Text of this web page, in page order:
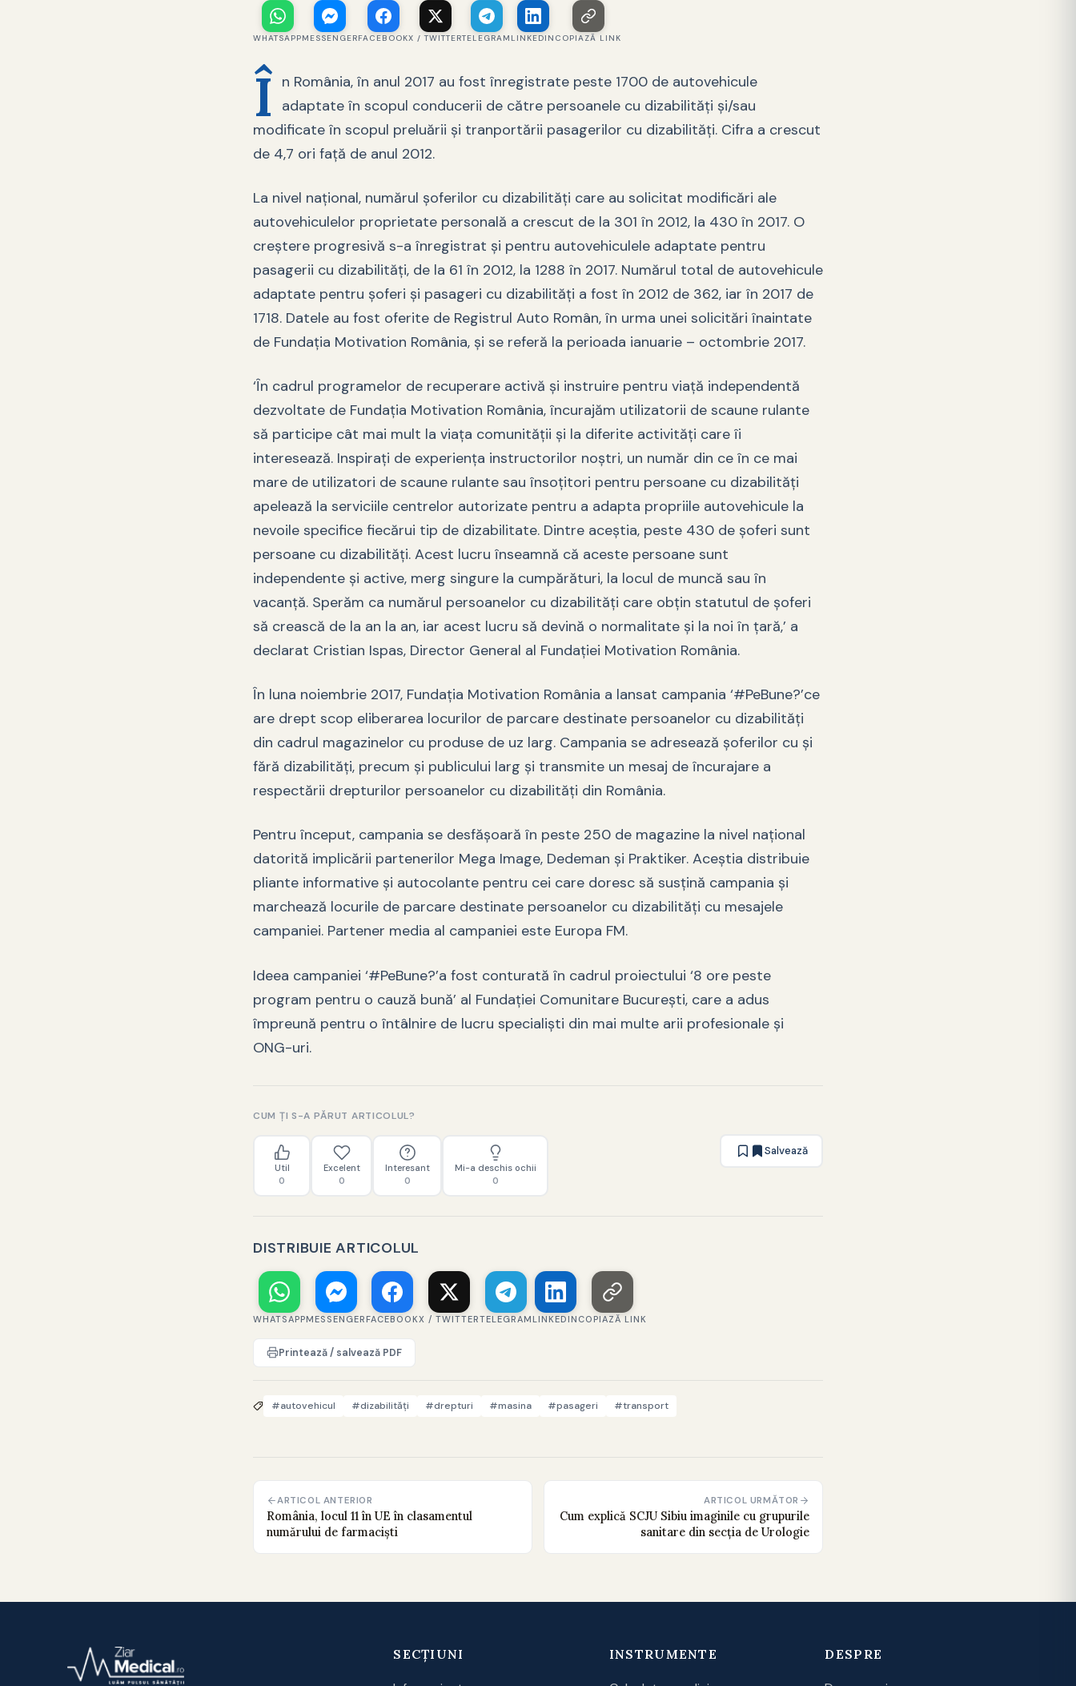
WHATSAPPMESSENGERFACEBOOKX / TWITTERTELEGRAM LINKEDIN COPIAZĂ LINK
Î n România, în anul 2017 au fost înregistrate peste 1700 de autovehicule
adaptate în scopul conducerii de către persoanele cu dizabilităţi şi/sau
modificate în scopul preluării şi tranportării pasagerilor cu dizabilităţi. Cifra a crescut
de 4,7 ori faţă de anul 2012.
La nivel naţional, numărul şoferilor cu dizabilităţi care au solicitat modificări ale
autovehiculelor proprietate personală a crescut de la 301 în 2012, la 430 în 2017. O
creştere progresivă s-a înregistrat şi pentru autovehiculele adaptate pentru
pasagerii cu dizabilităţi, de la 61 în 2012, la 1288 în 2017. Numărul total de autovehicule
adaptate pentru şoferi şi pasageri cu dizabilităţi a fost în 2012 de 362, iar în 2017 de
1718. Datele au fost oferite de Registrul Auto Român, în urma unei solicitări înaintate
de Fundaţia Motivation România, şi se referă la perioada ianuarie – octombrie 2017.
‘În cadrul programelor de recuperare activă şi instruire pentru viaţă independentă
dezvoltate de Fundaţia Motivation România, încurajăm utilizatorii de scaune rulante
să participe cât mai mult la viaţa comunităţii şi la diferite activităţi care îi
interesează. Inspiraţi de experienţa instructorilor noştri, un număr din ce în ce mai
mare de utilizatori de scaune rulante sau însoţitori pentru persoane cu dizabilităţi
apelează la serviciile centrelor autorizate pentru a adapta propriile autovehicule la
nevoile specifice fiecărui tip de dizabilitate. Dintre aceştia, peste 430 de şoferi sunt
persoane cu dizabilităţi. Acest lucru înseamnă că aceste persoane sunt
independente şi active, merg singure la cumpărături, la locul de muncă sau în
vacanţă. Sperăm ca numărul persoanelor cu dizabilităţi care obţin statutul de şoferi
să crească de la an la an, iar acest lucru să devină o normalitate şi la noi în ţară,’ a
declarat Cristian Ispas, Director General al Fundaţiei Motivation România.
În luna noiembrie 2017, Fundaţia Motivation România a lansat campania ‘#PeBune?’ce
are drept scop eliberarea locurilor de parcare destinate persoanelor cu dizabilităţi
din cadrul magazinelor cu produse de uz larg. Campania se adresează şoferilor cu şi
fără dizabilităţi, precum şi publicului larg şi transmite un mesaj de încurajare a
respectării drepturilor persoanelor cu dizabilităţi din România.
Pentru început, campania se desfăşoară în peste 250 de magazine la nivel naţional
datorită implicării partenerilor Mega Image, Dedeman şi Praktiker. Aceştia distribuie
pliante informative şi autocolante pentru cei care doresc să susţină campania şi
marchează locurile de parcare destinate persoanelor cu dizabilităţi cu mesajele
campaniei. Partener media al campaniei este Europa FM.
Ideea campaniei ‘#PeBune?’a fost conturată în cadrul proiectului ‘8 ore peste
program pentru o cauză bună’ al Fundaţiei Comunitare Bucureşti, care a adus
împreună pentru o întâlnire de lucru specialişti din mai multe arii profesionale şi
ONG-uri.
CUM ȚI S-A PĂRUT ARTICOLUL?
Util
0
Excelent
0
Interesant
0
Mi-a deschis ochii
0
Salvează
DISTRIBUIE ARTICOLUL
WHATSAPPMESSENGERFACEBOOKX / TWITTERTELEGRAMLINKEDIN COPIAZĂ LINK
Printează / salvează PDF
#autovehicul #dizabilităţi #drepturi #masina #pasageri #transport
ARTICOL ANTERIOR
România, locul 11 în UE în clasamentul
numărului de farmaciști
ARTICOL URMĂTOR
Cum explică SCJU Sibiu imaginile cu grupurile
sanitare din secția de Urologie
SECȚIUNI INSTRUMENTE DESPRE